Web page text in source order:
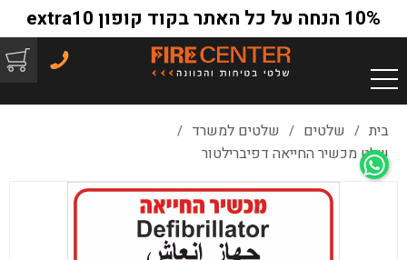
10% הנחה על כל האתר בקוד קופון extra10
בית / שלטים / שלטים למשרד /
שלט מכשיר החייאה דפיברילטור